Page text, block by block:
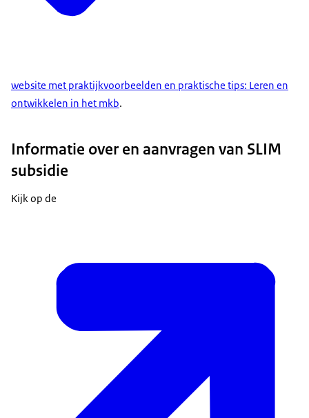
website met praktijkvoorbeelden en praktische tips: Leren en
ontwikkelen in het mkb.
Informatie over en aanvragen van SLIM
subsidie
Kijk op de